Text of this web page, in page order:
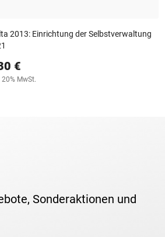
2013: Einrichtung der Selbstverwaltung
€
20% MwSt.
Sonderaktionen und